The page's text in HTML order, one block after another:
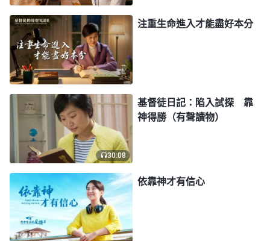
長，缺少很多，帶領對我的工作監督、過問、指點這
是對工作負責。就像帶領指出我看問題浮于表面，不
了解組員不能和諧配搭的根源問題，解决問題不徹
底，仔細回想確實是這樣，我抓工作浮于表面不能從
根源上解决問題，工作自然不會有好的果效。對待帶
領的指點，我應該有理智地接受過來，不應該抵觸、
講理。想到這兒，我對帶領就不怎麽抵觸了。過後我
又想到神説過得在臨到的每件事上反省認識自己，這
樣才能有長進變化，我就有意識地找相關的神話語揣
摩反省，同時也在心裏默默地禱告神，願神開啓帶領
我認識自己。
一天早上靈修時，我看到一段神的話：「
注重生命進入才能盡好本分
30:08
基督徒日記：陷入試探 靠
神得勝（有聲讀物）
依靠神才有信心